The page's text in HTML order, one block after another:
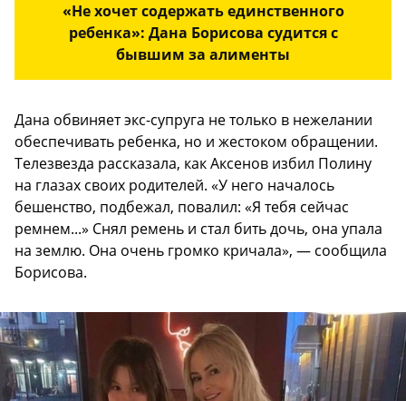
«Не хочет содержать единственного
ребенка»: Дана Борисова судится с
бывшим за алименты
Дана обвиняет экс-супруга не только в нежелании
обеспечивать ребенка, но и жестоком обращении.
Телезвезда рассказала, как Аксенов избил Полину
на глазах своих родителей. «У него началось
бешенство, подбежал, повалил: «Я тебя сейчас
ремнем...» Снял ремень и стал бить дочь, она упала
на землю. Она очень громко кричала», — сообщила
Борисова.